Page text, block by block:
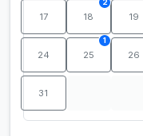
17 18
2
19
24 25
1
26
31